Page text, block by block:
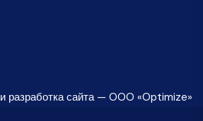
разработка сайта — OOO «Optimize»